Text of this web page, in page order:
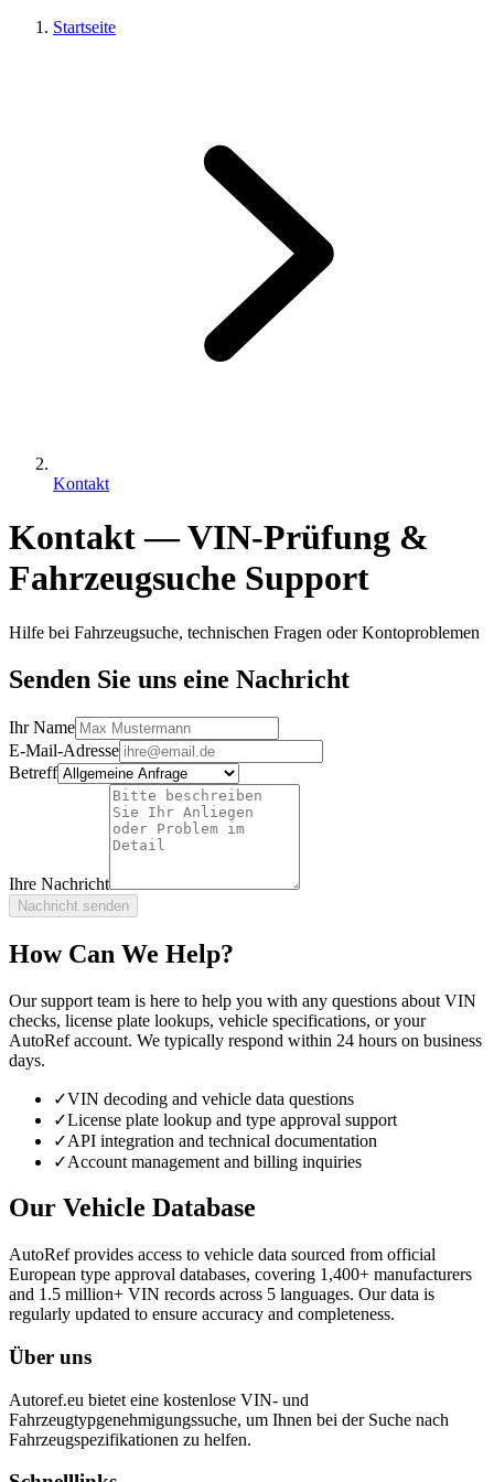
Startseite
Kontakt
Kontakt — VIN-Prüfung &
Fahrzeugsuche Support
Hilfe bei Fahrzeugsuche, technischen Fragen oder Kontoproblemen
Senden Sie uns eine Nachricht
Ihr Name
E-Mail-Adresse
Betreff
Ihre Nachricht
Nachricht senden
How Can We Help?
Our support team is here to help you with any questions about VIN
checks, license plate lookups, vehicle specifications, or your
AutoRef account. We typically respond within 24 hours on business
days.
✓VIN decoding and vehicle data questions
✓License plate lookup and type approval support
✓API integration and technical documentation
✓Account management and billing inquiries
Our Vehicle Database
AutoRef provides access to vehicle data sourced from official
European type approval databases, covering 1,400+ manufacturers
and 1.5 million+ VIN records across 5 languages. Our data is
regularly updated to ensure accuracy and completeness.
Über uns
Autoref.eu bietet eine kostenlose VIN- und
Fahrzeugtypgenehmigungssuche, um Ihnen bei der Suche nach
Fahrzeugspezifikationen zu helfen.